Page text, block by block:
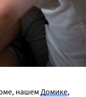
нашем Домике,